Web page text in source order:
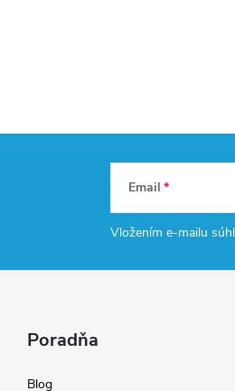
Email
Vložením e-mailu
Poradňa
Blog